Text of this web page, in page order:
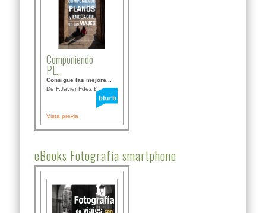
Componiendo
PL...
Consigue las mejore...
De F.Javier Fdez Bor...
Vista previa
eBooks Fotografía smartphone